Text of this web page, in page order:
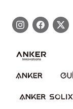
Annuler la
Communauté